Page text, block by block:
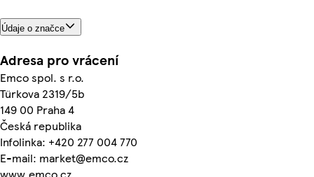
Údaje o značce
Adresa pro vrácení
Emco spol. s r.o.
Türkova 2319/5b
149 00 Praha 4
Česká republika
Infolinka: +420 277 004 770
E-mail: market@emco.cz